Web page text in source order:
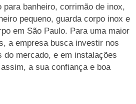
para banheiro, corrimão de inox,
pequeno, guarda corpo inox e
em São Paulo. Para uma maior
a empresa busca investir nos
do mercado, e em instalações
a sua confiança e boa